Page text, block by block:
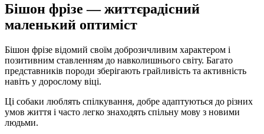
Бішон фрізе — життєрадісний
маленький оптиміст
Бішон фрізе відомий своїм доброзичливим характером і
позитивним ставленням до навколишнього світу. Багато
представників породи зберігають грайливість та активність
навіть у дорослому віці.
Ці собаки люблять спілкування, добре адаптуються до різних
умов життя і часто легко знаходять спільну мову з новими
людьми.